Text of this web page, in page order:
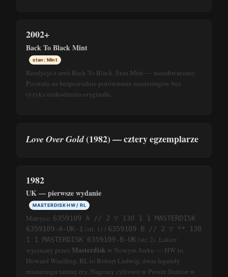
2002+
Back To Black Mint
stan: Mint
Reedycja z serii Back To Black. Stan Mint — nieodtwarzany.
Pozwala na bezpośrednie porównanie masteringów bez
ryzyka uszkodzenia oryginału.
Love Over Gold(1982) — cztery egzemplarze
1982
UK — pierwsze wydanie
MASTERDISK HW / RL
Matryce: 6359109 A // 2 ▽ 130 1 1 MASTERDISK
6359109-A-UK-1 (str. 1) / 6359109 B // 2 ▽ ** 130
1 1 MASTERDISK 6359109-B-UK (str. 2). Lakier
wycinany przez Masterdisk w Nowym Jorku — HW to
Howard Wuelfing, RL to Robert Ludwig, dwie legendy
masteringu tamtej ery. Nagrany cyfrowo w Power Station w